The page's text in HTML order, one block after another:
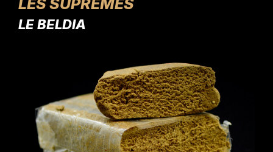
LES SUPRÊMES
LE BELDIA